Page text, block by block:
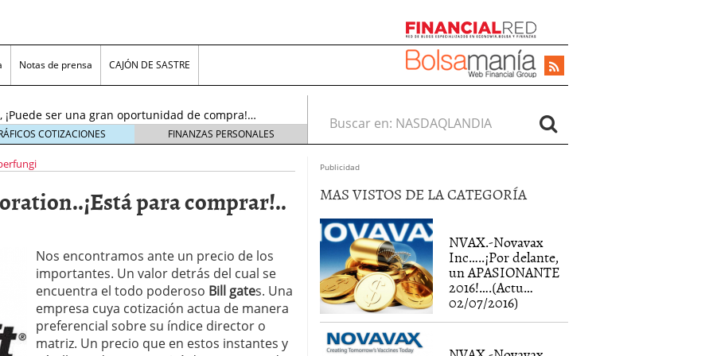
Notas de prensa CAJÓN DE SASTRE
resurgir!…(Actu…19/11/2016) 19 noviembre,
se puso!, pero ¡AMANECERÁ DE NUEVO!….
¡Puede ser una gran oportunidad de compra!…
2016
2018
Inc. (ADR)……¡Cerca del límite para decidir!…
Plc…….¡Bonito aspecto técnico, para juego «pre-
23 noviembre, 2016
Inc…..¡No olviden este precio!….(Actu…
2016
resurgir!…(Actu…19/11/2016) 19 noviembre,
se puso!, pero ¡AMANECERÁ DE NUEVO!….
2016
COTIZACIONES FINANZAS PERSONALES
Buscar en:
para comprar!..
Nos encontramos ante un precio de los
importantes. Un valor detrás del cual se
encuentra el todo poderoso Bill gates. Una
empresa cuya cotización actua de manera
preferencial sobre su índice director o
matriz. Un precio que en estos instantes y
Publicidad
MAS VISTOS DE LA CATEGORÍA
NVAX.-Novavax
Inc…..¡Por delante,
un APASIONANTE
2016!….(Actu…
02/07/2016)